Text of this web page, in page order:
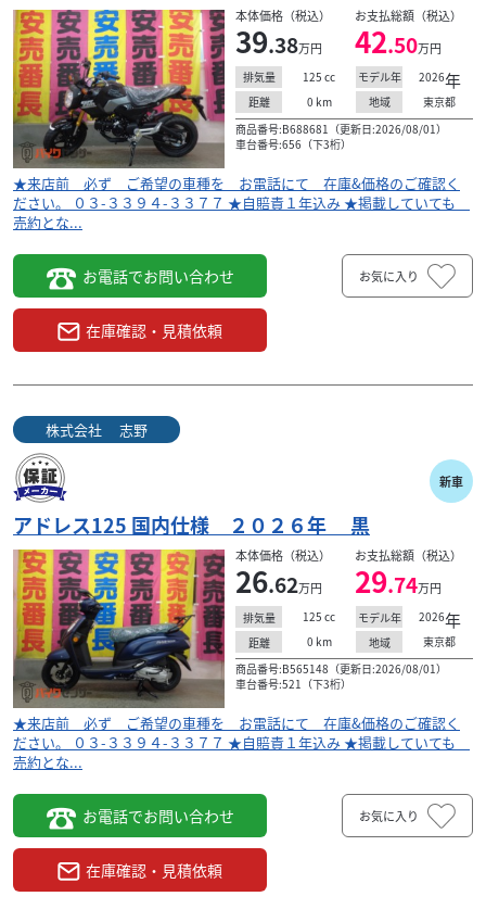
本体価格（税込）
39.38万円
お支払総額（税込）
42.50万円
排気量 125 cc モデル年 2026年
距離 0 km 地域
東京都
商品番号:B688681（更新日:2026/08/01）
車台番号:656（下3桁）
★来店前 必ず ご希望の車種を お電話にて 在庫&価格のご確認く
ださい。 ０３-３３９４-３３７７ ★自賠責１年込み ★掲載していても
売約とな...
お電話でお問い合わせ
在庫確認・見積依頼
お気に入り
株式会社 志野
新車
アドレス125 国内仕様 ２０２６年 黒
本体価格（税込）
26.62万円
お支払総額（税込）
29.74万円
排気量 125 cc モデル年 2026年
距離 0 km 地域
東京都
商品番号:B565148（更新日:2026/08/01）
車台番号:521（下3桁）
★来店前 必ず ご希望の車種を お電話にて 在庫&価格のご確認く
ださい。 ０３-３３９４-３３７７ ★自賠責１年込み ★掲載していても
売約とな...
お電話でお問い合わせ
在庫確認・見積依頼
お気に入り